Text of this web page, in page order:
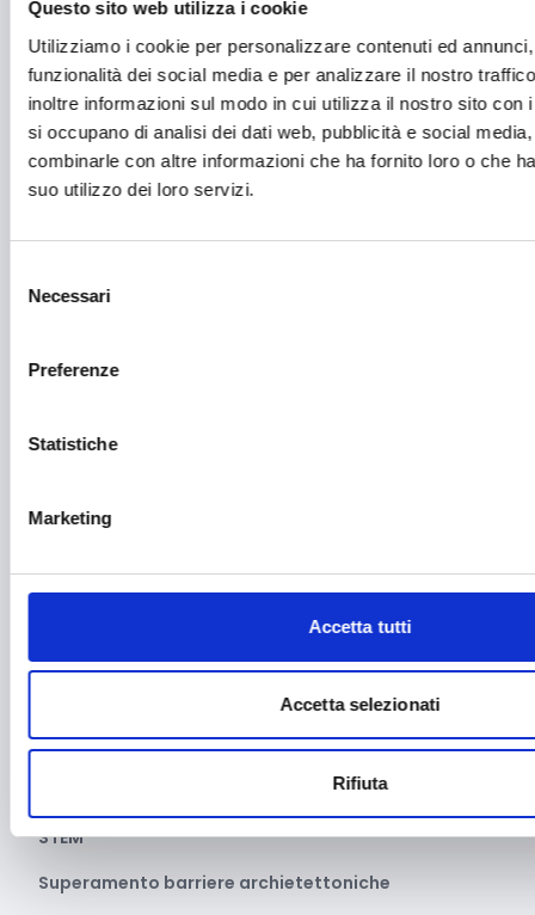
Questo sito web utilizza i cookie
Utilizziamo i cookie per personalizzare contenuti ed
funzionalità dei social media e per analizzare il nostro
inoltre informazioni sul modo in cui utilizza il nostro sito con
si occupano di analisi dei dati web, pubblicità e social
combinarle con altre informazioni che ha fornito loro o che
suo utilizzo dei loro servizi.
delNecessari
Preferenze
Statistiche
Marketing
Accetta tutti
Accetta selezionati
Rifiuta
Mobilità sostenibile
Musica
Parità di genere
Pesca e acquacoltura
Ricerca Scientifica
Rigenerazione Urbana
Ristori eventi calamitosi
Salute e medicina
Servizi sociali e socio-sanitari
Soluzioni Hardware e/o software
Spettacolo dal vivo
STEM
Superamento barriere archietettoniche